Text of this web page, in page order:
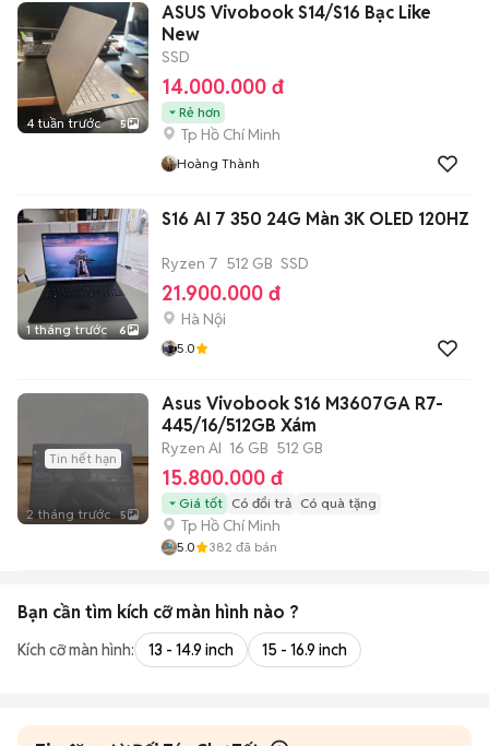
4 tuần trước 5
ASUS Vivobook S14/S16 Bạc Like
New
SSD
14.000.000 đ
Rẻ hơn
Tp Hồ Chí Minh
Hoàng Thành
1 tháng trước 6
S16 AI 7 350 24G Màn 3K OLED 120HZ
Ryzen 7 512 GB SSD
21.900.000 đ
Hà Nội
5.0
Tin hết hạn
2 tháng trước 5
Asus Vivobook S16 M3607GA R7-
445/16/512GB Xám
Ryzen AI 16 GB 512 GB
15.800.000 đ
Giá tốt Có đổi trả Có quà tặng
Tp Hồ Chí Minh
5.0 382 đã bán
Bạn cần tìm kích cỡ màn hình nào ?
Kích cỡ màn hình: 13 - 14.9 inch 15 - 16.9 inch